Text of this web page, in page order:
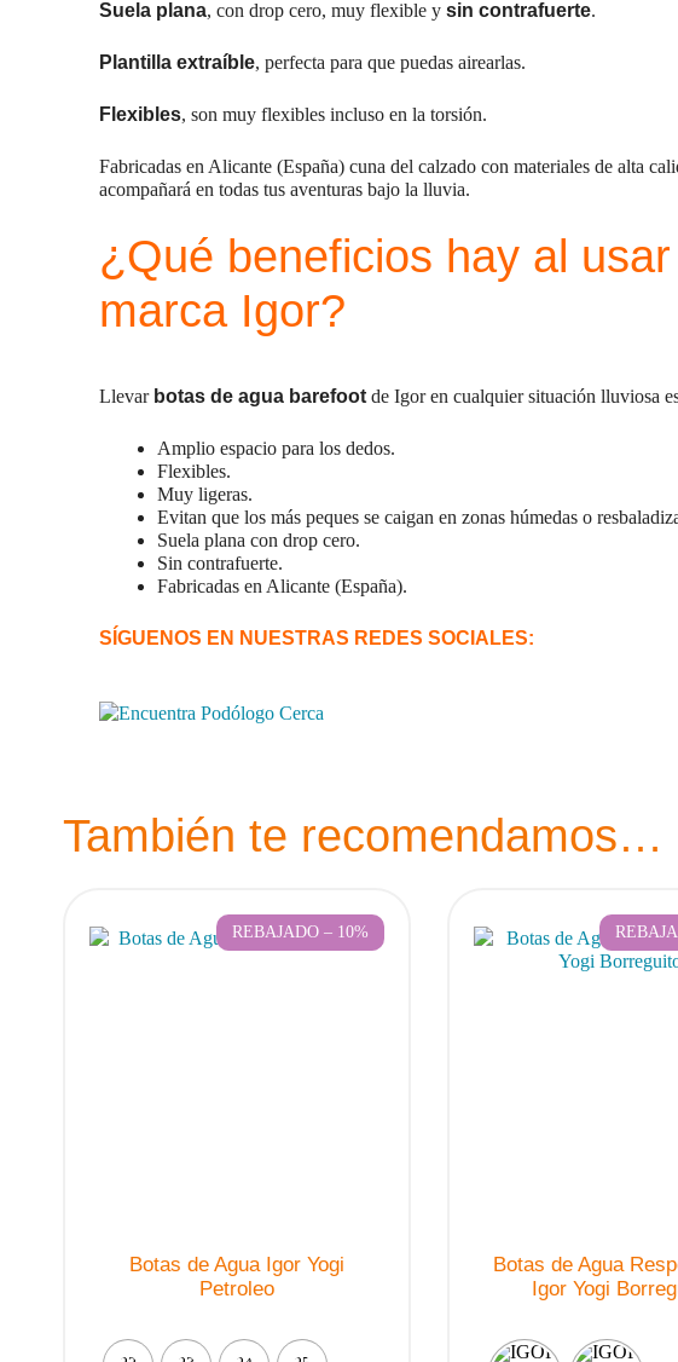
Suela plana, con drop cero, muy flexible y sin contrafuerte.
Plantilla extraíble, perfecta para que puedas airearlas.
Flexibles, son muy flexibles incluso en la torsión.
Fabricadas en Alicante (España) cuna del calzado con materiales de alta
acompañará en todas tus aventuras bajo la lluvia.
¿Qué beneficios hay al
marca Igor?
Llevar botas de agua barefoot de Igor en cualquier situación lluviosa
Amplio espacio para los dedos.
Flexibles.
Muy ligeras.
Evitan que los más peques se caigan en zonas húmedas o
Suela plana con drop cero.
Sin contrafuerte.
Fabricadas en Alicante (España).
SÍGUENOS EN NUESTRAS REDES SOCIALES:
También te recomendamos…
REBAJADO – 10%
Botas de Agua Igor Yogi
Petroleo
Botas de Agua
Igor Yogi